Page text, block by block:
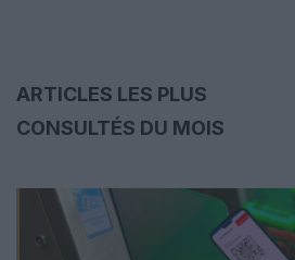
ARTICLES LES PLUS
CONSULTÉS DU MOIS